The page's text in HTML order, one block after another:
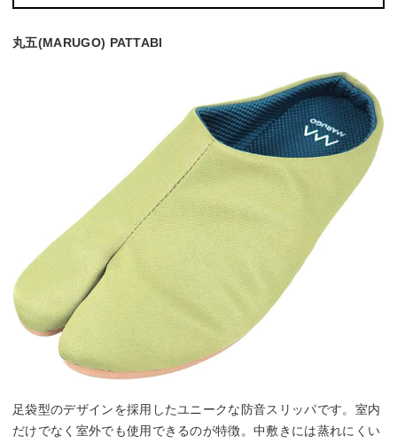
丸五(MARUGO) PATTABI
足袋型のデザインを採用したユニークな防音スリッパです。室内
だけでなく室外でも使用できるのが特徴。中敷きには蒸れにくい